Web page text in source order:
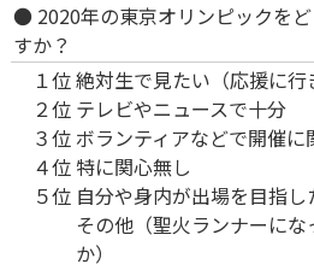
● 2020年の東京オリンピックを
すか？
１位
２位
３位
４位
５位
絶対生で見たい（応援に行
テレビやニュースで十分
ボランティアなどで開催に
特に関心無し
自分や身内が出場を目指し
その他（聖火ランナーに
か）